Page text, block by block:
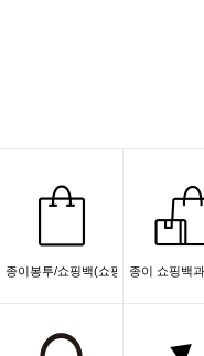
종이봉투/쇼핑백(쇼핑) 종이 쇼핑백